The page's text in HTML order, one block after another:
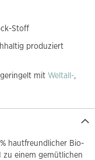
Stoff
produziert
mit Weltall-,
hautfreundlicher Bio-
zu einem gemütlichen